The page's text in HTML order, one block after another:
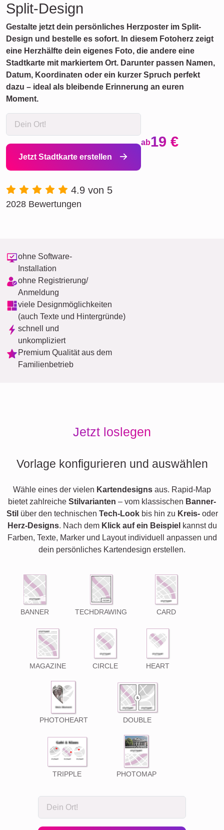
Split-Design
Gestalte jetzt dein persönliches Herzposter im Split-
Design und bestelle es sofort. In diesem Fotoherz zeigt
eine Herzhälfte dein eigenes Foto, die andere eine
Stadtkarte mit markiertem Ort. Darunter passen Namen,
Datum, Koordinaten oder ein kurzer Spruch perfekt
dazu – ideal als bleibende Erinnerung an euren
Moment.
Jetzt Stadtkarte erstellen
ab19 €
4.9 von 5
2028 Bewertungen
ohne Software-
Installation
ohne Registrierung/
Anmeldung
viele Designmöglichkeiten
(auch Texte und Hintergründe)
schnell und
unkompliziert
Premium Qualität aus dem
Familienbetrieb
Jetzt loslegen
Vorlage konfigurieren und auswählen
Wähle eines der vielen Kartendesigns aus. Rapid-Map
bietet zahlreiche Stilvarianten – vom klassischen Banner-
Stil über den technischen Tech-Lookbis hin zu Kreis-oder
Herz-Designs. Nach dem Klick auf ein Beispiel kannst du
Farben, Texte, Marker und Layout individuell anpassen und
dein persönliches Kartendesign erstellen.
BANNER TECHDRAWING CARD
MAGAZINE CIRCLE HEART
PHOTOHEART DOUBLE
TRIPPLE PHOTOMAP